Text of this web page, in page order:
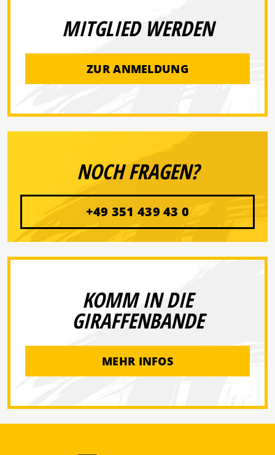
MITGLIED WERDEN
ZUR ANMELDUNG
NOCH FRAGEN?
+49 351 439 43 0
KOMM IN DIE
GIRAFFENBANDE
MEHR INFOS